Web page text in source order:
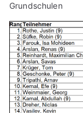
Grundschulen